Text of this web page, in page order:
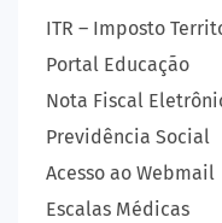
ITR – Imposto
Portal Educação
Nota Fiscal
Previdência Social
Acesso ao Webmail
Escalas Médicas